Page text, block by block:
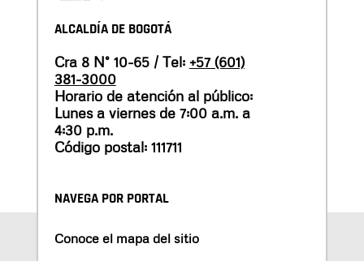
ALCALDÍA DE BOGOTÁ
Cra 8 N° 10-65 / Tel: +57 (601)
381-3000
Horario de atención al público:
Lunes a viernes de 7:00 a.m. a
4:30 p.m.
Código postal: 111711
NAVEGA POR PORTAL
Conoce el mapa del sitio